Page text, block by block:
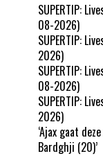
SUPERTIP:
08-2026)
SUPERTIP:
2026)
SUPERTIP:
08-2026)
SUPERTIP:
2026)
‘Ajax gaat
Bardghji (20)’